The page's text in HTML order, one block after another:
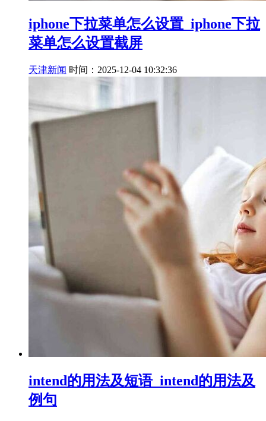
iphone下拉菜单怎么设置_iphone下拉
菜单怎么设置截屏
天津新闻 时间：2025-12-04 10:32:36
intend的用法及短语_intend的用法及
例句